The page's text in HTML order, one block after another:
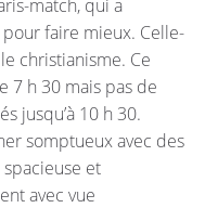
match, qui a
faire mieux. Celle-
christianisme. Ce
7 h 30 mais pas de
jusqu’à 10 h 30.
somptueux avec des
et
avec vue